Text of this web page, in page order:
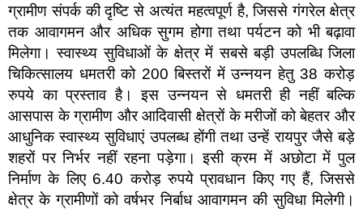
ग्रामीण संपर्क की दृष्टि से अत्यंत महत्वपूर्ण है, जिससे गंगरेल क्षेत्र
तक आवागमन और अधिक सुगम होगा तथा पर्यटन को भी बढ़ावा
मिलेगा। स्वास्थ्य सुविधाओं के क्षेत्र में सबसे बड़ी उपलब्धि जिला
चिकित्सालय धमतरी को 200 बिस्तरों में उन्नयन हेतु 38 करोड़
रुपये का प्रस्ताव है। इस उन्नयन से धमतरी ही नहीं बल्कि
आसपास के ग्रामीण और आदिवासी क्षेत्रों के मरीजों को बेहतर और
आधुनिक स्वास्थ्य सुविधाएं उपलब्ध होंगी तथा उन्हें रायपुर जैसे बड़े
शहरों पर निर्भर नहीं रहना पड़ेगा। इसी क्रम में अछोटा में पुल
निर्माण के लिए 6.40 करोड़ रुपये प्रावधान किए गए हैं, जिससे
क्षेत्र के ग्रामीणों को वर्षभर निर्बाध आवागमन की सुविधा मिलेगी।